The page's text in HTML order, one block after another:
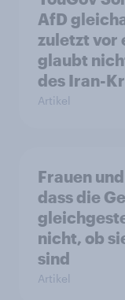
AfD
zuletzt vor
glaubt
des Iran-
Artikel
Frauen
dass die
nicht, ob
sind
Artikel